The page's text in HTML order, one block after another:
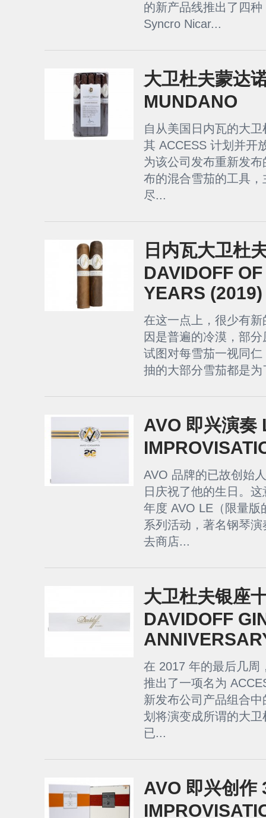
的新产品线推出了四
Syncro Nicar...
大卫杜夫蒙达
MUNDANO
自从美国日内瓦的大
其 ACCESS 计划并开
为该公司发布重新发
布的混合雪茄的工具
尽...
日内瓦大卫杜
DAVIDOFF
YEARS (2019)
在这一点上，很少有
因是普遍的冷漠，部
试图对每雪茄一视同
抽的大部分雪茄都是
AVO 即兴演奏
AVO 品牌的已故创始
日庆祝了他的生日。
年度 AVO LE（限量版
系列活动，著名钢琴
去商店...
大卫杜夫银座
DAVIDOFF
在 2017 年的最后几周
推出了一项名为
新发布公司产品组合
划将演变成所谓的大
已...
AVO 即兴创作